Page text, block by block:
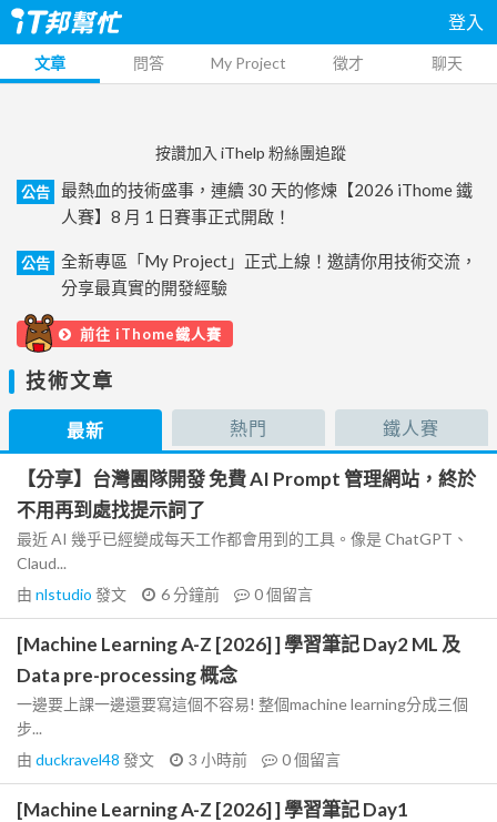
登入
文章 問答 My Project 徵才 聊天
按讚加入 iThelp 粉絲團追蹤
公告
最熱血的技術盛事，連續 30 天的修煉【2026 iThome 鐵
人賽】8 月 1 日賽事正式開啟！
公告
全新專區「My Project」正式上線！邀請你用技術交流，
分享最真實的開發經驗
前往 iThome鐵人賽
技術文章
最新 熱門 鐵人賽
【分享】台灣團隊開發 免費 AI Prompt 管理網站，終於
不用再到處找提示詞了
最近 AI 幾乎已經變成每天工作都會用到的工具。像是 ChatGPT、
Claud...
由 nlstudio 發文 6 分鐘前 0個留言
[Machine Learning A-Z [2026] ] 學習筆記 Day2 ML 及
Data pre-processing 概念
一邊要上課一邊還要寫這個不容易! 整個machine learning分成三個
步...
由 duckravel48 發文 3 小時前 0個留言
[Machine Learning A-Z [2026] ] 學習筆記 Day1